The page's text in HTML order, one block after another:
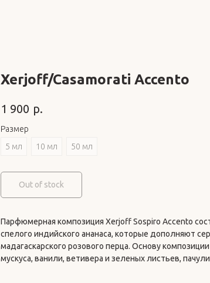
Xerjoff/Casamorati Аccentо
1 900 р.
Размер
5 мл
10 мл 50 мл
Out of stock
Парфюмерная композиция Xerjoff Sospiro Accento
спелого индийского ананаса, которые дополняют
мадагаскарского розового перца. Основу
мускуса, ванили, ветивера и зеленых листьев,